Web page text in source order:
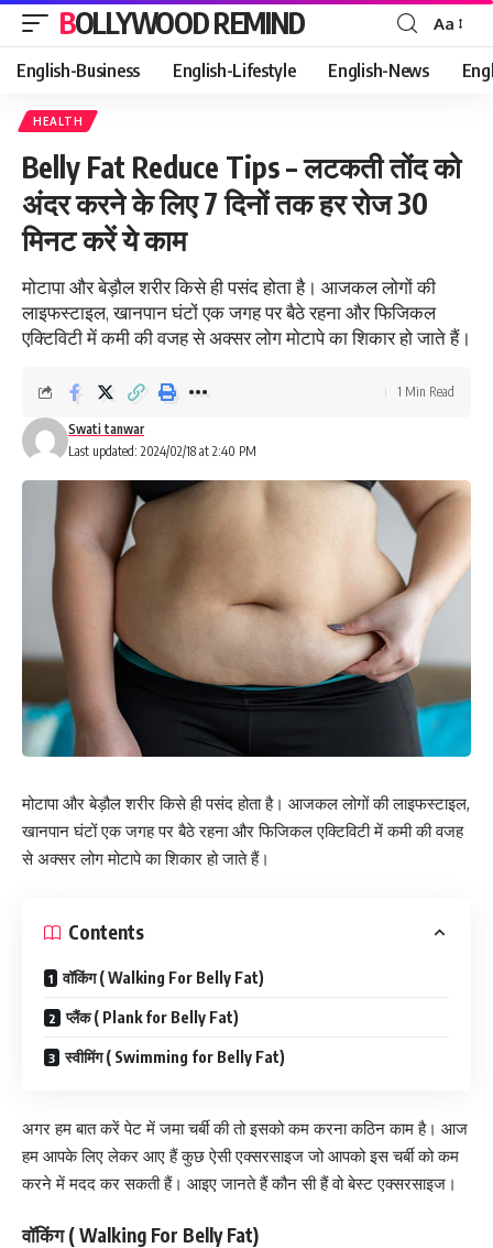
BOLLYWOOD REMIND
Font
Resizer
Aa
English-Business English-Lifestyle English-News
HEALTH
Belly Fat Reduce Tips – लटकती तोंद को
अंदर करने के लिए 7 दिनों तक हर रोज 30
मिनट करें ये काम
मोटापा और बेड़ौल शरीर किसे ही पसंद होता है। आजकल लोगों की
लाइफस्टाइल, खानपान घंटों एक जगह पर बैठे रहना और फिजिकल
एक्टिविटी में कमी की वजह से अक्सर लोग मोटापे का शिकार हो जाते हैं।
Last updated: 2024/02/18 at 2:40 PM
Swati tanwar
1 Min Read
मोटापा और बेड़ौल शरीर किसे ही पसंद होता है। आजकल लोगों की लाइफस्टाइल,
खानपान घंटों एक जगह पर बैठे रहना और फिजिकल एक्टिविटी में कमी की वजह
से अक्सर लोग मोटापे का शिकार हो जाते हैं।
Contents
वॉकिंग ( Walking For Belly Fat)
प्लैंक ( Plank for Belly Fat)
स्वीमिंग ( Swimming for Belly Fat)
अगर हम बात करें पेट में जमा चर्बी की तो इसको कम करना कठिन काम है। आज
हम आपके लिए लेकर आए हैं कुछ ऐसी एक्सरसाइज जो आपको इस चर्बी को कम
करने में मदद कर सकती हैं। आइए जानते हैं कौन सी हैं वो बेस्ट एक्सरसाइज।
वॉकिंग ( Walking For Belly Fat)